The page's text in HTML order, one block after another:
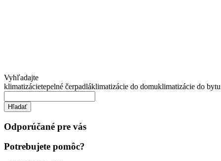
Vyhľadajte
klimatizácietepelné čerpadláklimatizácie do domuklimatizácie do bytu
Hľadať
Odporúčané pre vás
Potrebujete pomôc?